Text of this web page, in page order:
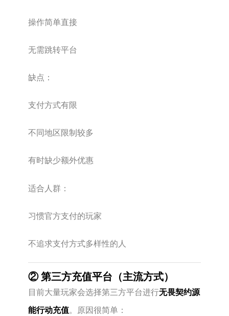
操作简单直接
无需跳转平台
缺点：
支付方式有限
不同地区限制较多
有时缺少额外优惠
适合人群：
习惯官方支付的玩家
不追求支付方式多样性的人
② 第三方充值平台（主流方式）
目前大量玩家会选择第三方平台进行无畏契约源
能行动充值。原因很简单：